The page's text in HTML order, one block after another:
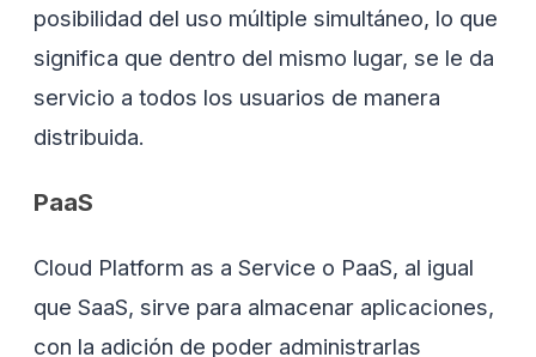
posibilidad del uso múltiple simultáneo, lo que
significa que dentro del mismo lugar, se le da
servicio a todos los usuarios de manera
distribuida.
PaaS
Cloud Platform as a Service o PaaS, al igual
que SaaS, sirve para almacenar aplicaciones,
con la adición de poder administrarlas